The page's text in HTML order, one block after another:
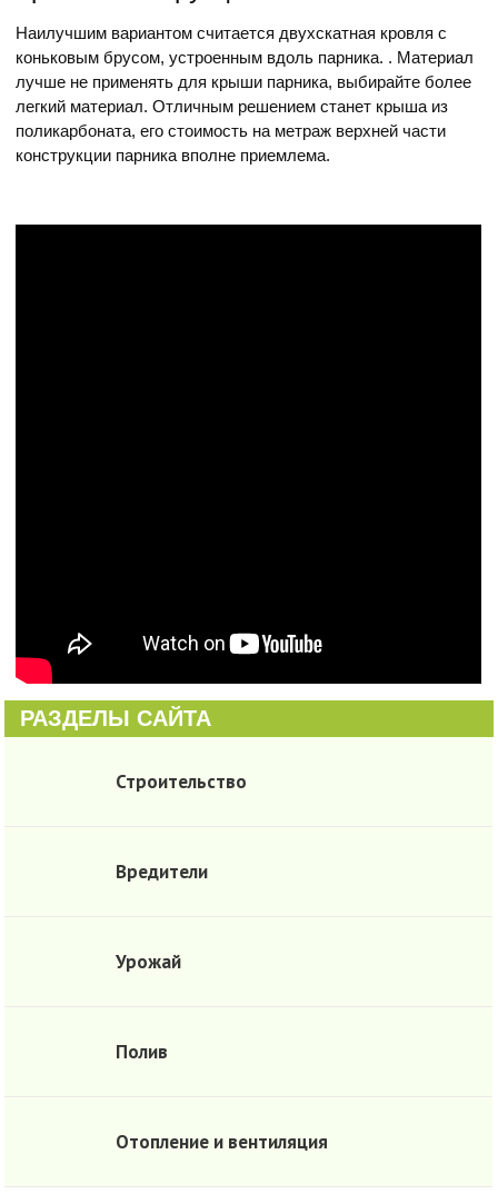
Наилучшим вариантом считается двухскатная кровля с
коньковым брусом, устроенным вдоль парника. . Материал
лучше не применять для крыши парника, выбирайте более
легкий материал. Отличным решением станет крыша из
поликарбоната, его стоимость на метраж верхней части
конструкции парника вполне приемлема.
РАЗДЕЛЫ САЙТА
Строительство
Вредители
Урожай
Полив
Отопление и вентиляция